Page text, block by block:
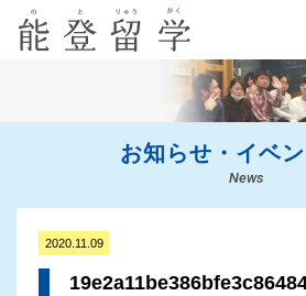
お知らせ・イベ
News
2020.11.09